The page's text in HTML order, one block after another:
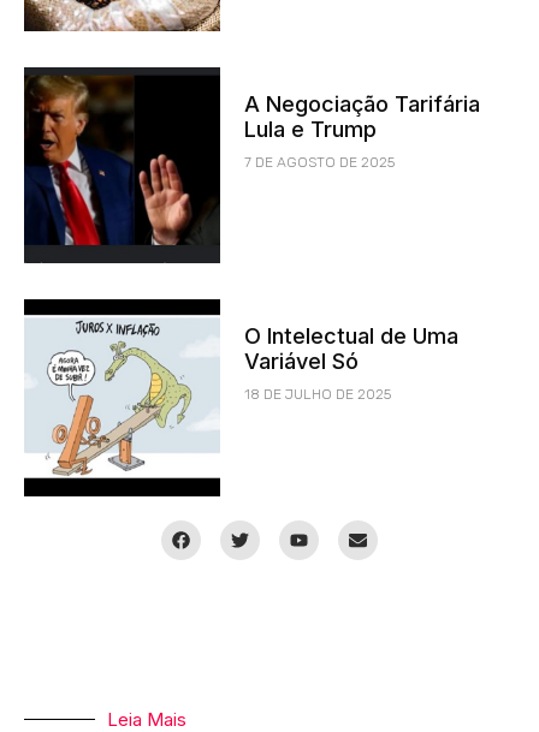
A Negociação Tarifária
Lula e Trump
7 DE AGOSTO DE 2025
O Intelectual de Uma
Variável Só
18 DE JULHO DE 2025
Leia Mais